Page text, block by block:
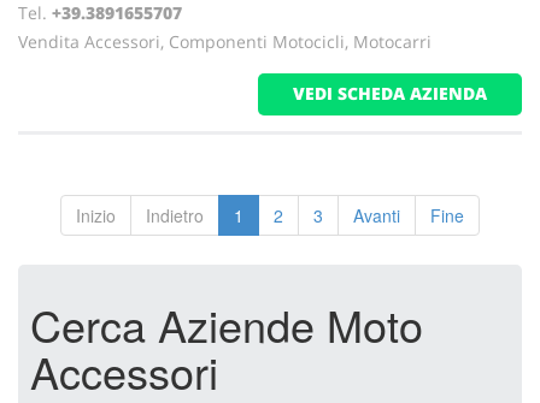
Tel. +39.3891655707
Vendita Accessori, Componenti Motocicli, Motocarri
VEDI SCHEDA AZIENDA
Inizio Indietro 1 2 3 Avanti Fine
Cerca Aziende Moto
Accessori